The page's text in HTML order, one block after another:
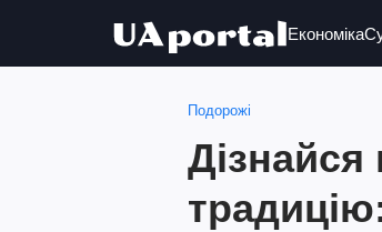
Економіка
Подорожі
Дізнайся